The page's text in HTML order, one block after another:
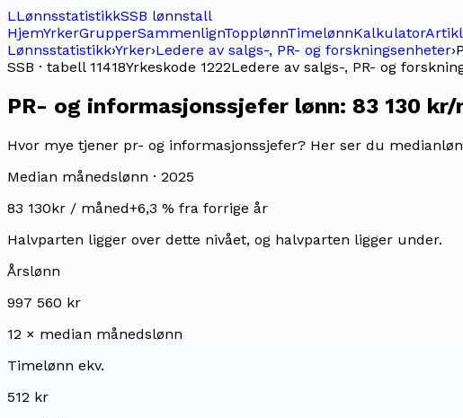
LLønnsstatistikkSSB lønnstall
HjemYrkerGrupperSammenlignTopplønnTimelønnKalkulator
Lønnsstatistikk›Yrker›Ledere av salgs-, PR- og forskningsenheter›
SSB · tabell 11418Yrkeskode 1222Ledere av salgs-, PR- og
PR- og informasjonssjefer lønn: 83 130 kr/
Hvor mye tjener pr- og informasjonssjefer? Her ser du
Median månedslønn · 2025
83 130kr / måned+6,3 % fra forrige år
Halvparten ligger over dette nivået, og halvparten ligger under.
Årslønn
997 560 kr
12 × median månedslønn
Timelønn ekv.
512 kr